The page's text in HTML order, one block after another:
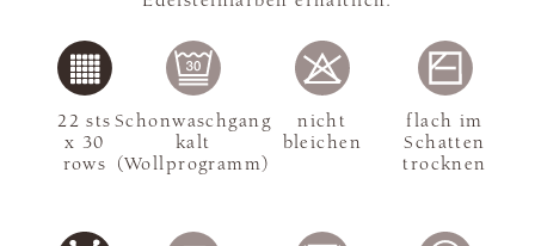
22 sts
x 30
rows
Schonwaschgang
kalt
(Wollprogramm)
nicht
bleichen
flach im
Schatten
trocknen